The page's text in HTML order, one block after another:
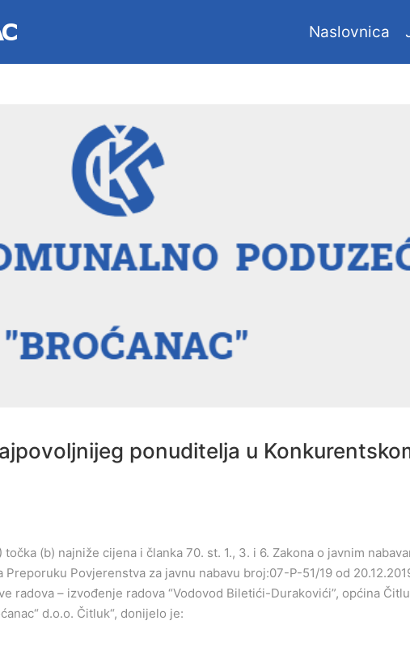
Naslovnica
ponuditelja u
(b) najniže cijena i članka 70. st. 1., 3. i 6. Zakona o javnim
Preporuku Povjerenstva za javnu nabavu broj:07-P-51/19 od
radova – izvođenje radova “Vodovod Biletići-Durakovići”, općina
d.o.o. Čitluk“, donijelo je: